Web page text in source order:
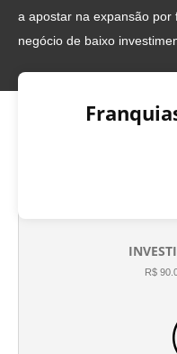
a apostar na expansão por
negócio de baixo
R$